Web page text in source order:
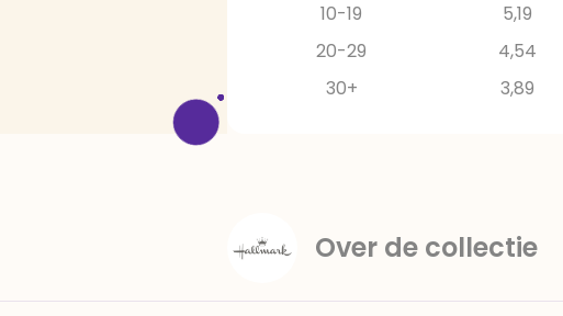
10-19
5,19
20-29
4,54
30+
3,89
Over de collectie